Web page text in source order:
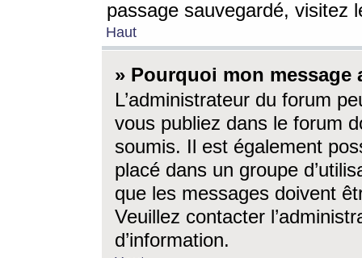
passage sauvegardé, visitez
Haut
» Pourquoi mon message
L’administrateur du forum
vous publiez dans le forum
soumis. Il est également
placé dans un groupe
que les messages doivent
Veuillez contacter
d’information.